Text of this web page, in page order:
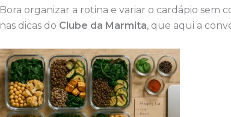
Bora organizar a rotina e variar o cardápio sem
nas dicas do Clube da Marmita, que aqui a